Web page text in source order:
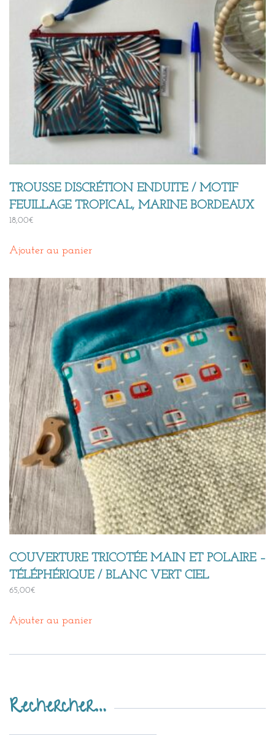
TROUSSE DISCRÉTION ENDUITE / MOTIF
FEUILLAGE TROPICAL, MARINE BORDEAUX
18,00€
Ajouter au panier
COUVERTURE TRICOTÉE MAIN ET POLAIRE –
TÉLÉPHÉRIQUE / BLANC VERT CIEL
65,00€
Ajouter au panier
Rechercher…